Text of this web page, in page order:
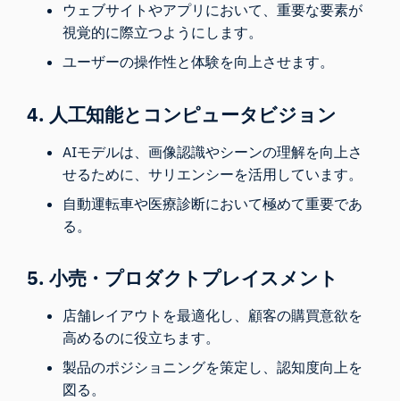
ウェブサイトやアプリにおいて、重要な要素が
視覚的に際立つようにします。
ユーザーの操作性と体験を向上させます。
4. 人工知能とコンピュータビジョン
AIモデルは、画像認識やシーンの理解を向上さ
せるために、サリエンシーを活用しています。
自動運転車や医療診断において極めて重要であ
る。
5. 小売・プロダクトプレイスメント
店舗レイアウトを最適化し、顧客の購買意欲を
高めるのに役立ちます。
製品のポジショニングを策定し、認知度向上を
図る。